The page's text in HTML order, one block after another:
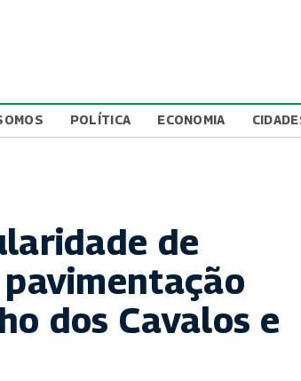
POLÍTICA ECONOMIA
de
dos Cavalos e